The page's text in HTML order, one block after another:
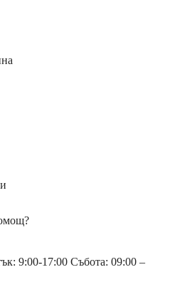
за мобилни телефони
телефони
9:00-17:00 Събота: 09:00 –